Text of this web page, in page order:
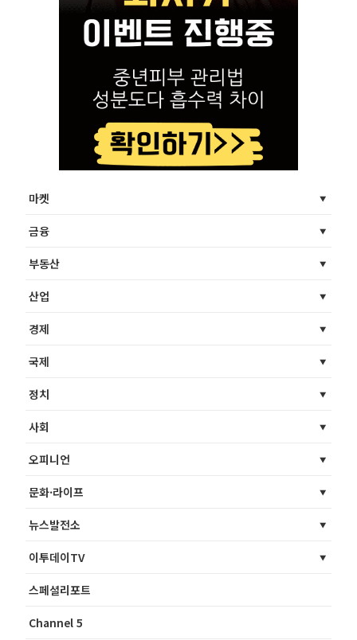
마켓
금융
부동산
산업
경제
국제
정치
사회
오피니언
문화·라이프
뉴스발전소
이투데이TV
스페셜리포트
Channel 5